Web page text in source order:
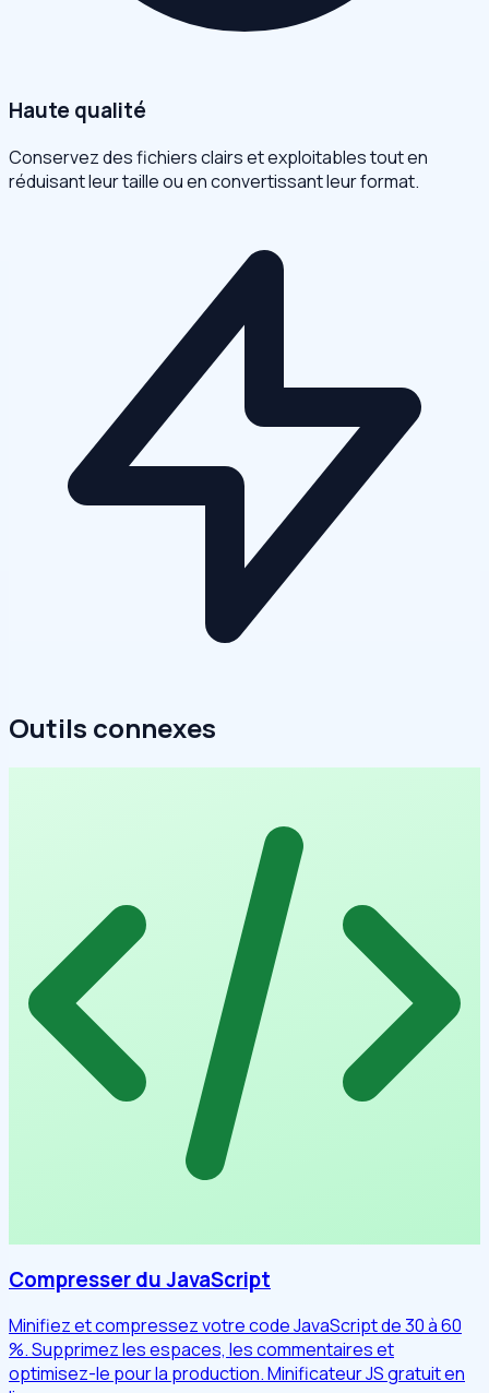
Haute qualité
Conservez des fichiers clairs et exploitables tout en
réduisant leur taille ou en convertissant leur format.
Outils connexes
Compresser du JavaScript
Minifiez et compressez votre code JavaScript de 30 à 60
%. Supprimez les espaces, les commentaires et
optimisez-le pour la production. Minificateur JS gratuit en